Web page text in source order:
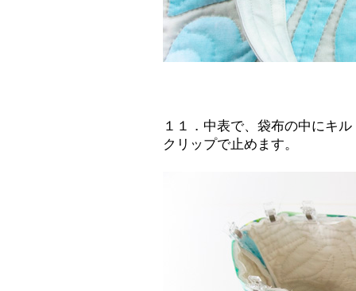
１１．中表で、袋布の中にキ
クリップで止めます。